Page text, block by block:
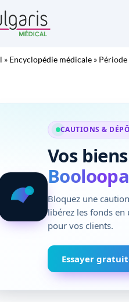
» Encyclopédie médicale »
CAUTIONS &
Vos
Bloquez une
libérez les fonds en
pour vos clients.
Essayer